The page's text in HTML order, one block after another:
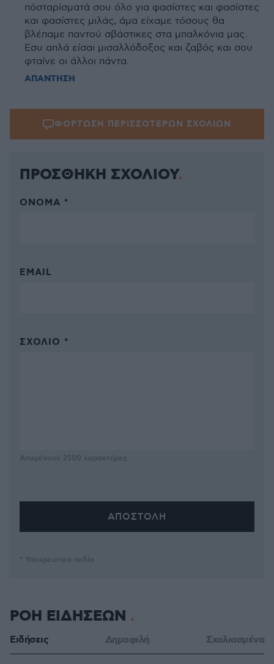
πόσταρίσματά σου όλο για φασίστες και φασίστες
και φασίστες μιλάς, άμα είχαμε τόσους θα
βλέπαμε παντού σβάστικες στα μπαλκόνια μας.
Εσυ απλά είσαι μισαλλόδοξος και ζαβός και σου
φταίνε οι άλλοι πάντα.
ΑΠΑΝΤΗΣΗ
ΦΟΡΤΩΣΗ ΠΕΡΙΣΣΟΤΕΡΩΝ ΣΧΟΛΙΩΝ
ΠΡΟΣΘΗΚΗ ΣΧΟΛΙΟΥ
ΌΝΟΜΑ *
EMAIL
ΣΧΌΛΙΟ *
Απομένουν 2500 χαρακτήρες
* Υποχρεωτικά πεδία
ΡΟΗ ΕΙΔΗΣΕΩΝ
Ειδήσεις Δημοφιλή Σχολιασμένα